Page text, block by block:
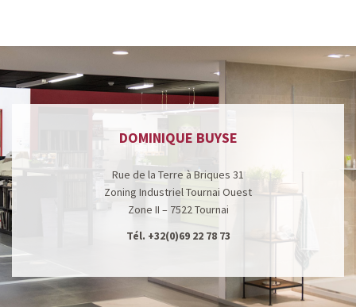
DOMINIQUE BUYSE
Rue de la Terre à Briques 31
Zoning Industriel Tournai Ouest
Zone II – 7522 Tournai
Tél. +32(0)69 22 78 73